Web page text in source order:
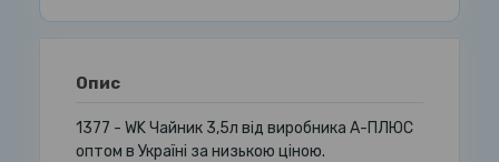
Опис
1377 - WK Чайник 3,5л від виробника А-ПЛЮС
оптом в Україні за низькою ціною.